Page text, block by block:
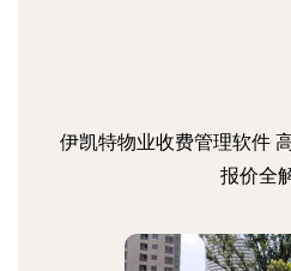
伊凯特物业收费管理软件
报价全